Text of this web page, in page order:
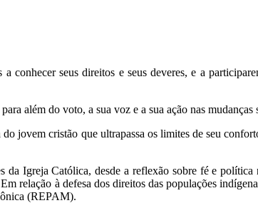
conhecer seus direitos e seus deveres, e a
além do voto, a sua voz e a sua ação nas mudanças
jovem cristão que ultrapassa os limites de seu
Igreja Católica, desde a reflexão sobre fé e
relação à defesa dos direitos das populações
(REPAM).